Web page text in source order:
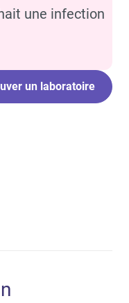
une infection
un laboratoire